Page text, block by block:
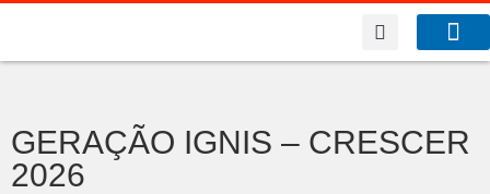
GERAÇÃO IGNIS – CRESCER
2026